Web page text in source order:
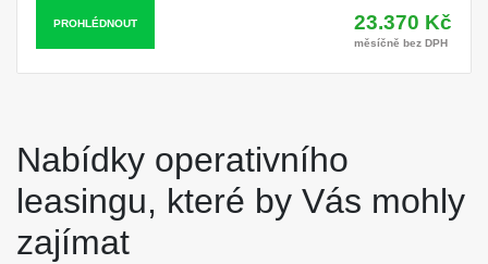
PROHLÉDNOUT 23.370 Kč
měsíčně bez DPH
Nabídky operativního
leasingu, které by Vás mohly
zajímat